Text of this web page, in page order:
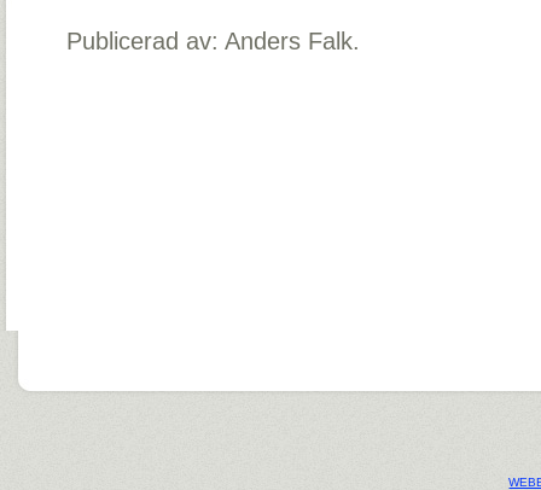
Publicerad av: Anders Falk.